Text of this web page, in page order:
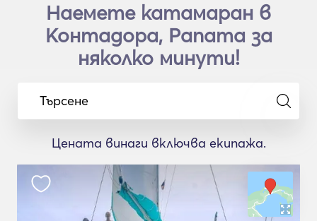
Наемете катамаран в
Контадора, Panama за
няколко минути!
Търсене
Цената винаги включва екипажа.